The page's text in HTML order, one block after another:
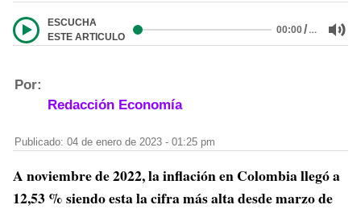
ESCUCHA
ESTE ARTICULO
00:00/…
Por:
Redacción Economía
Publicado: 04 de enero de 2023 - 01:25 pm
A noviembre de 2022, la inflación en Colombia llegó a
12,53 % siendo esta la cifra más alta desde marzo de